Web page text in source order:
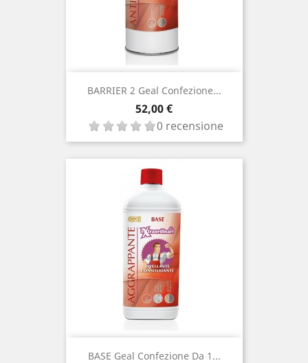
BARRIER 2 Geal Confezione...
Prezzo
52,00 €
0 recensione
BASE Geal Confezione Da 1...